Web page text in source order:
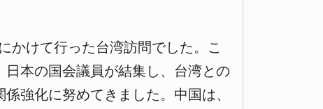
かけて行った台湾訪問でした。こ
本の国会議員が結集し、台湾との
強化に努めてきました。中国は、